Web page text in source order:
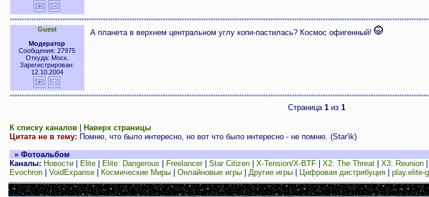
Guest
Модератор
Сообщения: 27975
Откуда: Моск.
Зарегистрирован:
12.10.2004
А планета в верхнем центральном углу копи-пастилась? Космос офигенный!
Страница 1 из 1
К списку каналов|
Наверх страницы
Цитата не в тему:Помню, что было интересно, но вот что было интересно - не помню. (Star'ik)
» Фотоальбом
Каналы: Новости| Elite| Elite: Dangerous Freelancer| Star Citizen| X-Tension/X-BTF| X2: The Threat| X3: Reunion|
Evochron| VoidExpanse| Космические Миры| Онлайновые игры| Другие игры| Цифровая дистрибуция| play.elite-